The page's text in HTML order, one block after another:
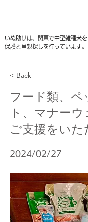
いぬ助けは、関東で中型雑種犬
保護と里親探しを行っています。
< Back
フード類、ペ
ト、マナー
ご支援をいた
2024/02/27